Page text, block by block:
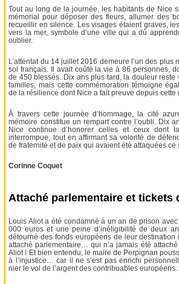
Tout au long de la journée, les habitants de Nice
mémorial pour déposer des fleurs, allumer des
recueillir en silence. Les visages étaient graves,
vers la mer, symbole d’une ville qui a dû
oublier.
L’attentat du 14 juillet 2016 demeure l’un des plus
sol français. Il avait coûté la vie à 86 personnes,
de 450 blessés. Dix ans plus tard, la douleur reste
familles, mais cette commémoration témoigne
de la résilience dont Nice a fait preuve depuis cette
À travers cette journée d’hommage, la cité
mémoire constitue un rempart contre l’oubli. Dix
Nice continue d’honorer celles et ceux dont
interrompue, tout en affirmant sa volonté de
de fraternité et de paix qui avaient été attaquées ce
Corinne Coquet
Attaché parlementaire et tickets
Louis Aliot a été condamné à un an de prison
000 euros et une peine d’inéligibilité de deux
détourné des fonds européens de leur
attaché parlementaire… qui n’a jamais été
Aliot ! Et bien entendu, le maire de Perpignan
à l’injustice… car il ne s’est pas enrichi
nier le vol de l’argent des contribuables européens…